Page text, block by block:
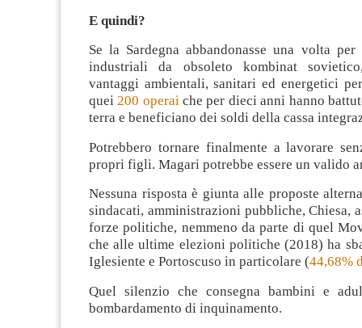
E quindi?
Se la Sardegna abbandonasse una volta
industriali da obsoleto kombinat
vantaggi ambientali, sanitari ed energetici
quei200 operaiche per dieci anni hanno
terra e beneficiano dei soldi della cassa
Potrebbero tornare finalmente a lavorare
propri figli. Magari potrebbe essere un valido
Nessuna risposta è giunta alle proposte
sindacati, amministrazioni pubbliche, Chiesa,
forze politiche, nemmeno da parte di quel
che alle ultime elezioni politiche (2018) ha
Iglesiente e Portoscuso in particolare (44,68%
Quel silenzio che consegna bambini e
bombardamento di inquinamento.